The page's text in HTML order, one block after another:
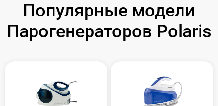
Популярные модели
Парогенераторов Polaris